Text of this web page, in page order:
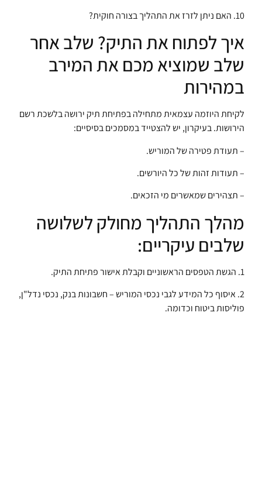
10. האם ניתן לזרז את התהליך בצורה חוקית?
איך לפתוח את התיק? שלב אחר
שלב שמוציא מכם את המירב
במהירות
לקיחת היוזמה עצמאית מתחילה בפתיחת תיק ירושה בלשכת רשם
הירושות. בעיקרון, יש להצטייד במסמכים בסיסיים:
– תעודת פטירה של המוריש.
– תעודות זהות של כל היורשים.
– תצהירים שמאשרים מי הזכאים.
מהלך התהליך מחולק לשלושה
שלבים עיקריים:
1. הגשת הטפסים הראשוניים וקבלת אישור פתיחת התיק.
2. איסוף כל המידע לגבי נכסי המוריש – חשבונות בנק, נכסי נדל"ן,
פוליסות ביטוח וכדומה.